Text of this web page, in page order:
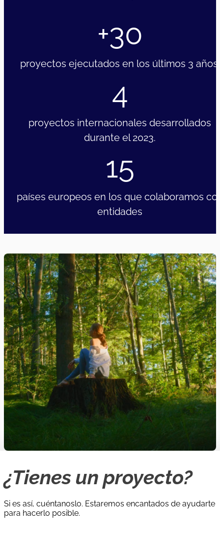
+30
proyectos ejecutados en los últimos 3 años.
4
proyectos internacionales desarrollados
durante el 2023.
15
países europeos en los que colaboramos
entidades
¿Tienes un proyecto?
Si es así, cuéntanoslo. Estaremos encantados de ayudarte
para hacerlo posible.